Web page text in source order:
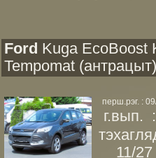
Ford Kuga EcoBoost
Tempomat (антрацыт)
перш.рэг. :
г.вып.
11/27